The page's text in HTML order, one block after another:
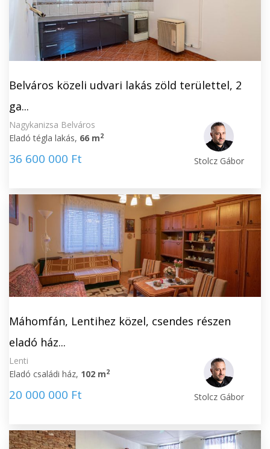
Belváros közeli udvari lakás zöld területtel, 2
ga...
Nagykanizsa Belváros
Eladó tégla lakás, 66 m2
36 600 000 Ft Stolcz Gábor
Máhomfán, Lentihez közel, csendes részen
eladó ház...
Lenti
Eladó családi ház, 102 m2
20 000 000 Ft Stolcz Gábor